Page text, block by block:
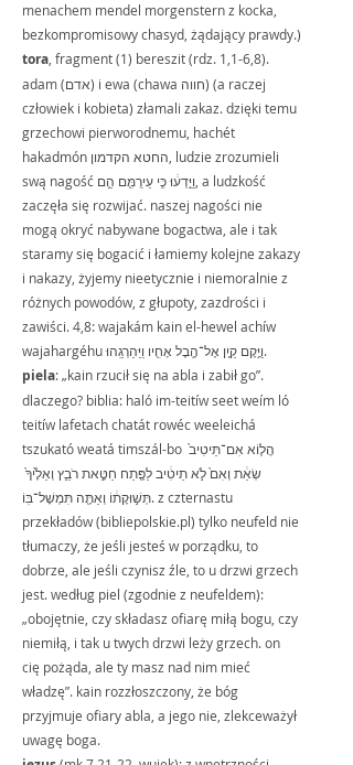
menachem mendel morgenstern z kocka,
bezkompromisowy chasyd, żądający prawdy.)
tora , fragment (1) bereszit (rdz. 1,1-6,8).
adam (אדם) i ewa (chawa חווה) (a raczej
człowiek i kobieta) złamali zakaz. dzięki temu
grzechowi pierworodnemu, hachét
hakadmón החטא הקדמון, ludzie zrozumieli
swą nagość וַיֵּ֣דְע֔וּ כִּ֥י עֵירֻמִּ֖ם הֵ֑ם, a ludzkość
zaczęła się rozwijać. naszej nagości nie
mogą okryć nabywane bogactwa, ale i tak
staramy się bogacić i łamiemy kolejne zakazy
i nakazy, żyjemy nieetycznie i niemoralnie z
różnych powodów, z głupoty, zazdrości i
zawiści. 4,8: wajakám kain el-hewel achíw
wajahargéhu וַיָּ֥קָם קַ֛יִן אֶל־הֶ֥בֶל אָחִ֖יו וַיַּהַרְגֵֽהוּ.
piela: „kain rzucił się na abla i zabił go”.
dlaczego? biblia: haló im-teitíw seet weím ló
teitíw lafetach chatát rowéc weeleichá
tszukató weatá timszál-bo הֲל֤וֹא אִם־תֵּיטִיב֙
שְׂאֵ֔ת וְאִם֙ לֹ֣א תֵיטִ֔יב לַפֶּ֖תַח חַטָּ֣את רֹבֵ֑ץ וְאֵלֶ֙יךָ֙
תְּשׁ֣וּקָת֔וֹ וְאַתָּ֖ה תִּמְשָׁל־בּֽוֹ. z czternastu
przekładów (bibliepolskie.pl) tylko neufeld nie
tłumaczy, że jeśli jesteś w porządku, to
dobrze, ale jeśli czynisz źle, to u drzwi grzech
jest. według piel (zgodnie z neufeldem):
„obojętnie, czy składasz ofiarę miłą bogu, czy
niemiłą, i tak u twych drzwi leży grzech. on
cię pożąda, ale ty masz nad nim mieć
władzę”. kain rozzłoszczony, że bóg
przyjmuje ofiary abla, a jego nie, zlekceważył
uwagę boga.